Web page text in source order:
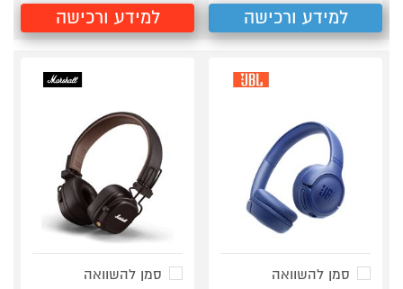
למידע ורכישה למידע ורכישה
סמן להשוואה
סמן להשוואה